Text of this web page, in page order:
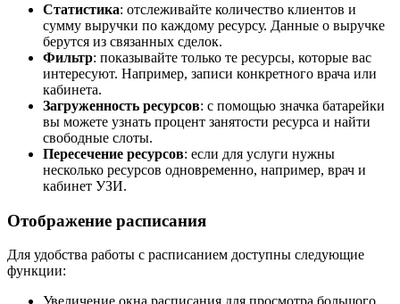
Статистика: отслеживайте количество клиентов и
сумму выручки по каждому ресурсу. Данные о выручке
берутся из связанных сделок.
Фильтр: показывайте только те ресурсы, которые вас
интересуют. Например, записи конкретного врача или
кабинета.
Загруженность ресурсов: с помощью значка батарейки
вы можете узнать процент занятости ресурса и найти
свободные слоты.
Пересечение ресурсов: если для услуги нужны
несколько ресурсов одновременно, например, врач и
кабинет УЗИ.
Отображение расписания
Для удобства работы с расписанием доступны следующие
функции: